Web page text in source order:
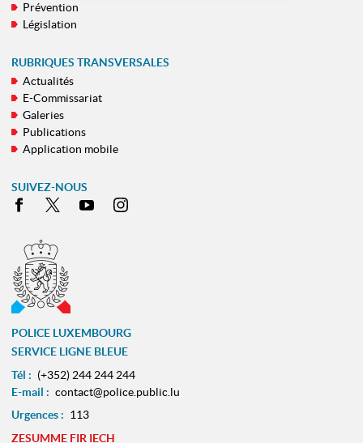
Prévention
Législation
RUBRIQUES TRANSVERSALES
Actualités
E-Commissariat
Galeries
Publications
Application mobile
SUIVEZ-NOUS
Facebook
X Youtube
POLICE LUXEMBOURG
SERVICE LIGNE BLEUE
Tél : (+352) 244 244 244
E-mail : contact@police.public.lu
Urgences : 113
ZESUMME FIR IECH